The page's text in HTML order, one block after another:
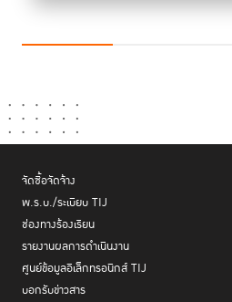
• การบูรณาการร่วมมือของศาลกับหน่วยงานใ
แหล่งเรียนรู้กฎหมาย ประชาชนเข้าถึ
จัดซื้อจัดจ้าง
พ.ร.บ./ระเบียบ TIJ
ช่องทางร้องเรียน
รายงานผลการดำเนินงาน
ศูนย์ข้อมูลอิเล็กทรอนิกส์ TIJ
บอกรับข่าวสาร